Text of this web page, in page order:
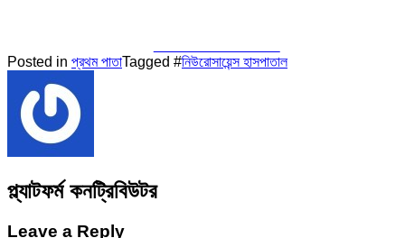
Posted in প্রথম পাতাTagged #নিউরোসায়েন্স হাসপাতাল
প্ল্যাটফর্ম কনট্রিবিউটর
Leave a Reply